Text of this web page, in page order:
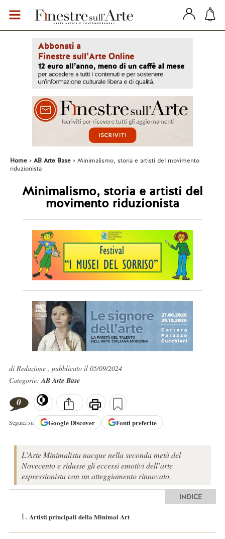
Home AB Arte Base
Minimalismo, storia e artisti del movimento
riduzionista
Minimalismo, storia e artisti del
movimento riduzionista
di Redazione , pubblicato il 05/09/2024
Categorie:AB Arte Base
0
Seguici su GoogleDiscover Fonti preferite
L’Arte Minimalista nacque nella seconda metà del
Novecento e ridusse gli eccessi emotivi dell’arte
espressionista con un atteggiamento rinnovato.
INDICE
Artisti principali della Minimal Art